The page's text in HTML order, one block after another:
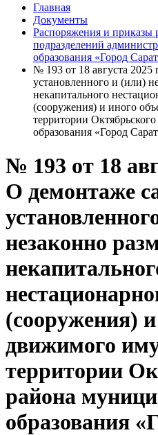
Главная
Документы
Распоряжения и приказы
подразделений
образования «Город
№ 193 от 18 августа
установленного и (или)
некапитального
(сооружения) и иного
территории
образования «Город
№ 193 от 18
О демонтаже
незаконно
(сооружения)
движимого
территории
района
образования